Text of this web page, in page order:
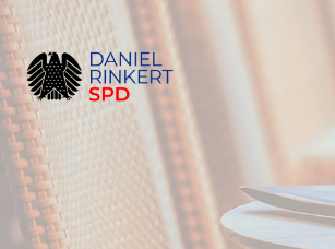
Zum
Inhalt
springen